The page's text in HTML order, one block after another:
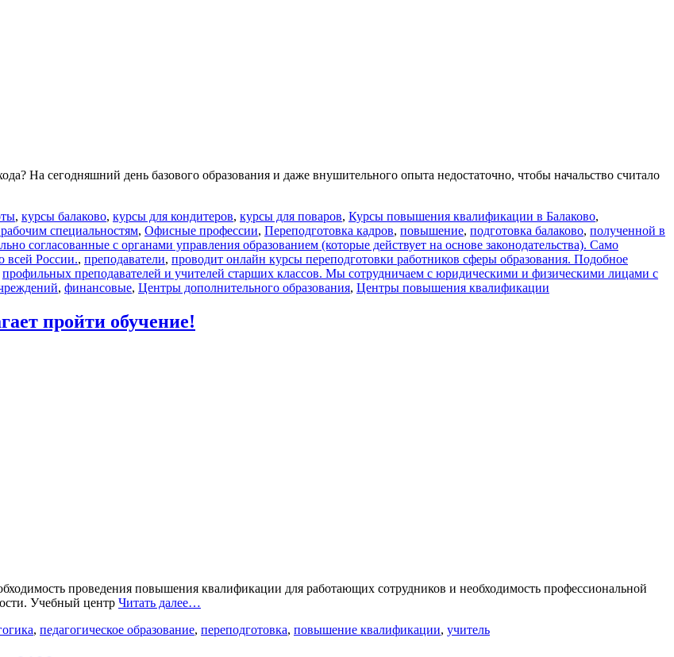
На сегодняшний день базового образования и даже внушительного опыта недостаточно, чтобы начальство считало
, курсы балаково, курсы для кондитеров, курсы для поваров, Курсы повышения квалификации в Балаково,
специальностям, Офисные профессии, Переподготовка кадров, повышение, подготовка балаково, полученной в
согласованные с органами управления образованием (которые действует на основе законодательства). Само
всей России., преподаватели, проводит онлайн курсы переподготовки работников сферы образования. Подобное
профильных преподавателей и учителей старших классов. Мы сотрудничаем с юридическими и физическими лицами с
, финансовые, Центры дополнительного образования, Центры повышения квалификации
пройти обучение!
проведения повышения квалификации для работающих сотрудников и необходимость профессиональной
Учебный центр Читать далее…
, педагогическое образование, переподготовка, повышение квалификации, учитель